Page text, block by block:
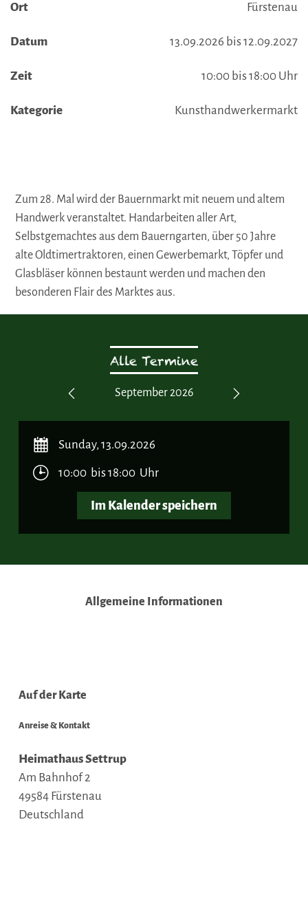
Ort Fürstenau
Datum 13.09.2026 bis 12.09.2027
Zeit 10:00 bis 18:00 Uhr
Kategorie Kunsthandwerkermarkt
Zum 28. Mal wird der Bauernmarkt mit neuem und altem
Handwerk veranstaltet. Handarbeiten aller Art,
Selbstgemachtes aus dem Bauerngarten, über 50 Jahre
alte Oldtimertraktoren, einen Gewerbemarkt, Töpfer und
Glasbläser können bestaunt werden und machen den
besonderen Flair des Marktes aus.
Alle Termine
September 2026
Sunday, 13.09.2026
10:00 bis 18:00 Uhr
Im Kalender speichern
Allgemeine Informationen
Auf der Karte
Anreise & Kontakt
Heimathaus Settrup
Am Bahnhof 2
49584 Fürstenau
Deutschland